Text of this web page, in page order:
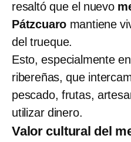
resaltó que el nuevo
Pátzcuaro mantiene
del trueque.
Esto, especialmente
ribereñas, que
pescado, frutas,
utilizar dinero.
Valor cultural del